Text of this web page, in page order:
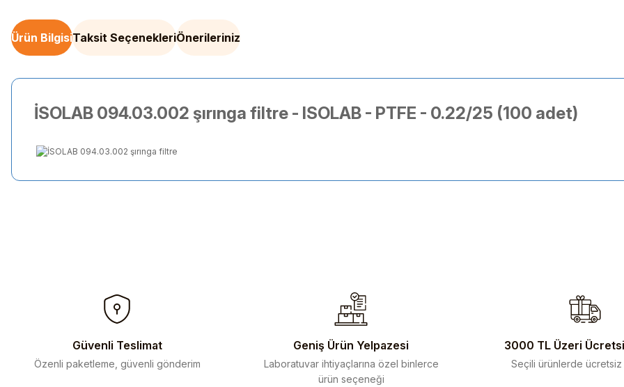
Ürün BilgisiTaksit SeçenekleriÖnerileriniz
İSOLAB 094.03.002 şırınga filtre - ISOLAB - PTFE - 0.22/25 (100 adet)
Ürün bilgilerinde hatalar bulunuyor.
Ürün fiyatı diğer sitelerden daha pahalı.
Güvenli Teslimat
Özenli paketleme, güvenli gönderim
Geniş Ürün Yelpazesi
Laboratuvar ihtiyaçlarına özel binlerce
ürün seçeneği
3000 TL Üzeri
Seçili ürünlerde ücretsiz